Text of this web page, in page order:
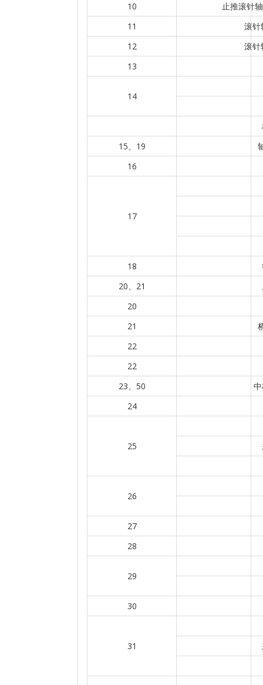
10
止推滚针
11
滚针
12
滚针
13
14
15、19
16
17
18
20、21
20
21
22
22
23、50
24
25
26
27
28
29
30
31